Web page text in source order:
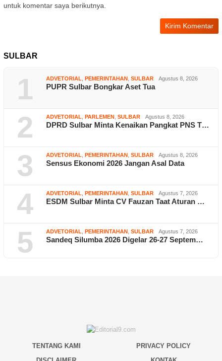
untuk komentar saya berikutnya.
SULBAR
1 ADVETORIAL, PEMERINTAHAN , SULBAR Agustus 8, 2026
PUPR Sulbar Bongkar Aset Tua
2 ADVETORIAL, PARLEMEN , SULBAR Agustus 8, 2026
DPRD Sulbar Minta Kenaikan Pangkat PNS T…
3 ADVETORIAL, PEMERINTAHAN , SULBAR Agustus 8, 2026
Sensus Ekonomi 2026 Jangan Asal Data
4 ADVETORIAL, PEMERINTAHAN , SULBAR Agustus 7, 2026
ESDM Sulbar Minta CV Fauzan Taat Aturan …
5 ADVETORIAL, PEMERINTAHAN , SULBAR Agustus 7, 2026
Sandeq Silumba 2026 Digelar 26-27 Septem…
TENTANG KAMI
PRIVACY POLICY